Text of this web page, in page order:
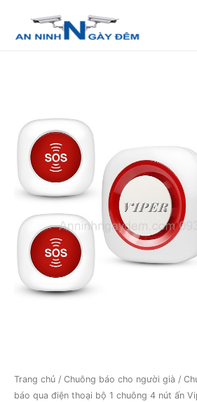
Trang chủ / Chuông báo cho người già /
báo qua điện thoại bộ 1 chuông 4 nút ấn